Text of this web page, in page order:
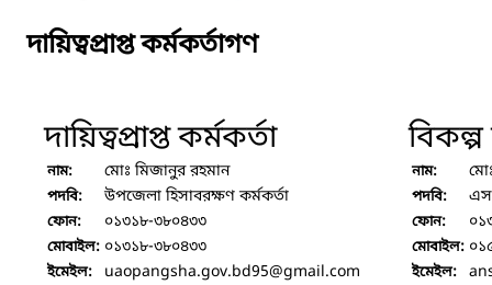
দায়িত্বপ্রাপ্ত কর্মকর্তাগণ
দায়িত্বপ্রাপ্ত কর্মকর্তা
নাম: মোঃ মিজানুর রহমান
পদবি: উপজেলা হিসাবরক্ষণ কর্মকর্তা
ফোন: ০১৩১৮-৩৮০৪৩৩
মোবাইল: ০১৩১৮-৩৮০৪৩৩
ইমেইল: uaopangsha.gov.bd95@gmail.com
বিকল্প
নাম:
পদবি:
ফোন:
মোবাইল:
ইমেইল: